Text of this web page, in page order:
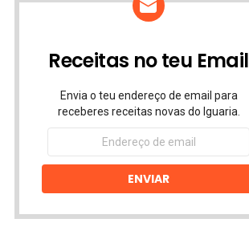
Receitas no teu Email
Envia o teu endereço de email para
receberes receitas novas do Iguaria.
Endereço
email
ENVIAR